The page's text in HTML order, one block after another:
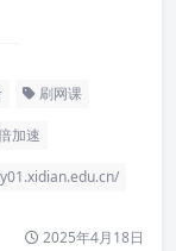
刷网课
加速
2025年4月18日